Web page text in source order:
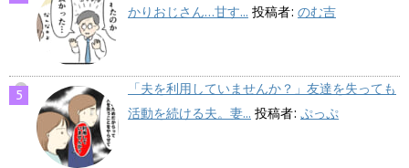
かりおじさん…甘す... 投稿者: のむ吉
「夫を利用していませんか？」友達を失っても
活動を続ける夫。妻... 投稿者: ぷっぷ